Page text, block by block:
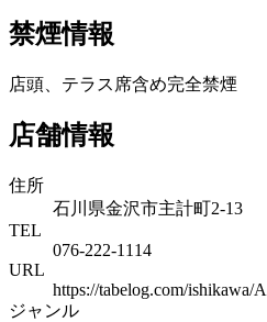
禁煙情報
店頭、テラス席含め完全禁煙
店舗情報
住所
石川県金沢市主計町2-13
TEL
076-222-1114
URL
https://tabelog.com/
ジャンル